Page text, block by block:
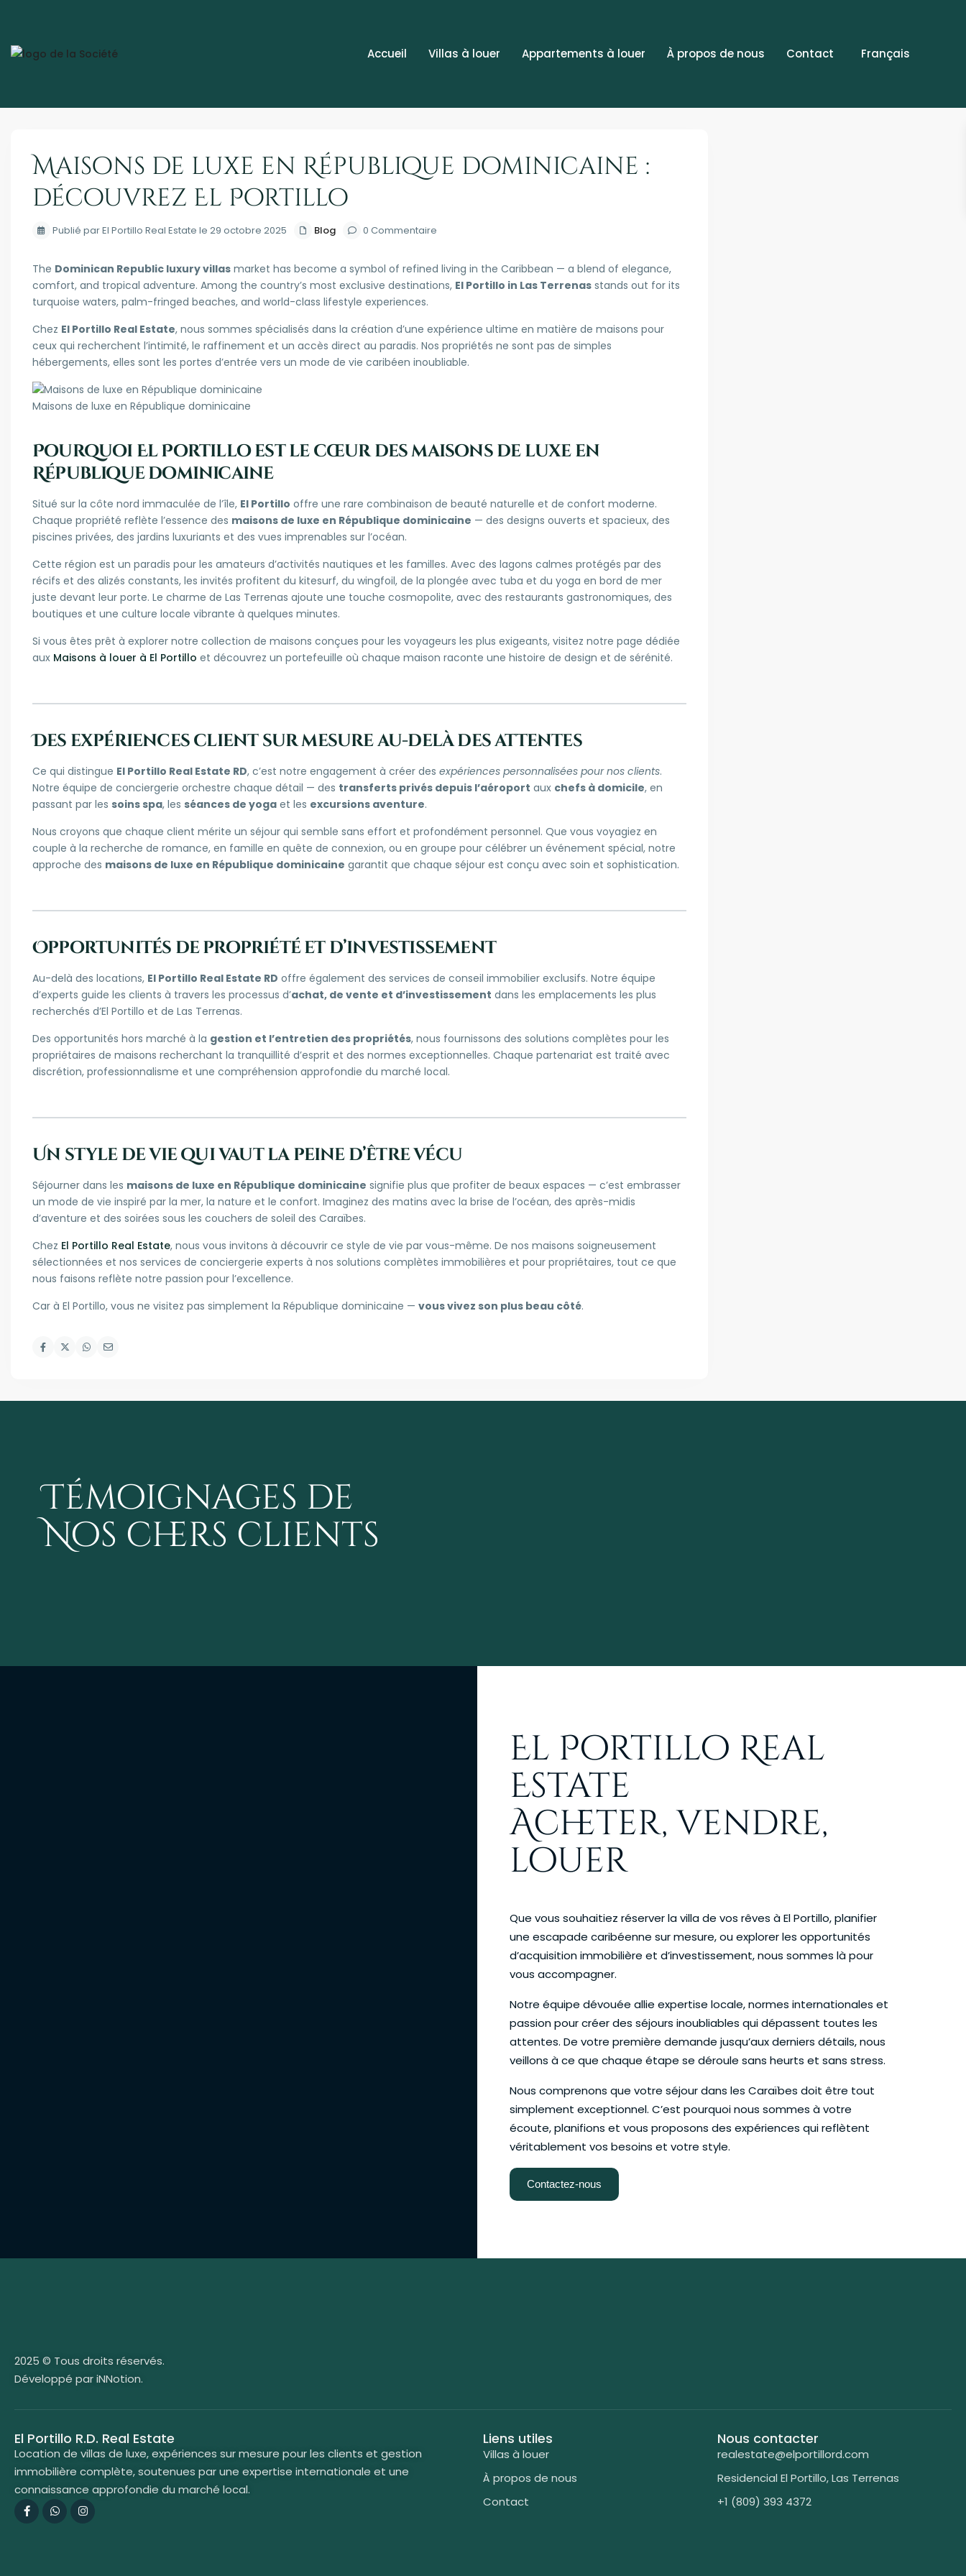
Accueil Villas à louer Appartements à louer À propos de nous Contact Français
Maisons de luxe en République dominicaine :
découvrez El Portillo
Publié par El Portillo Real Estate le 29 octobre 2025 Blog 0 Commentaire
The Dominican Republic luxury villas market has become a symbol of refined living in the Caribbean — a blend of elegance,
comfort, and tropical adventure. Among the country’s most exclusive destinations, El Portillo in Las Terrenas stands out for its
turquoise waters, palm-fringed beaches, and world-class lifestyle experiences.
Chez El Portillo Real Estate, nous sommes spécialisés dans la création d’une expérience ultime en matière de maisons pour
ceux qui recherchent l’intimité, le raffinement et un accès direct au paradis. Nos propriétés ne sont pas de simples
hébergements, elles sont les portes d’entrée vers un mode de vie caribéen inoubliable.
Maisons de luxe en République dominicaine
Pourquoi El Portillo est le cœur des maisons de luxe en
République dominicaine
Situé sur la côte nord immaculée de l’île, El Portillo offre une rare combinaison de beauté naturelle et de confort moderne.
Chaque propriété reflète l’essence des maisons de luxe en République dominicaine — des designs ouverts et spacieux, des
piscines privées, des jardins luxuriants et des vues imprenables sur l’océan.
Cette région est un paradis pour les amateurs d’activités nautiques et les familles. Avec des lagons calmes protégés par des
récifs et des alizés constants, les invités profitent du kitesurf, du wingfoil, de la plongée avec tuba et du yoga en bord de mer
juste devant leur porte. Le charme de Las Terrenas ajoute une touche cosmopolite, avec des restaurants gastronomiques, des
boutiques et une culture locale vibrante à quelques minutes.
Si vous êtes prêt à explorer notre collection de maisons conçues pour les voyageurs les plus exigeants, visitez notre page dédiée
aux Maisons à louer à El Portillo et découvrez un portefeuille où chaque maison raconte une histoire de design et de sérénité.
Des expériences client sur mesure au-delà des attentes
Ce qui distingue El Portillo Real Estate RD, c’est notre engagement à créer des expériences personnalisées pour nos clients.
Notre équipe de conciergerie orchestre chaque détail — des transferts privés depuis l’aéroport aux chefs à domicile, en
passant par les soins spa, les séances de yoga et les excursions aventure.
Nous croyons que chaque client mérite un séjour qui semble sans effort et profondément personnel. Que vous voyagiez en
couple à la recherche de romance, en famille en quête de connexion, ou en groupe pour célébrer un événement spécial, notre
approche des maisons de luxe en République dominicaine garantit que chaque séjour est conçu avec soin et sophistication.
Opportunités de propriété et d’investissement
Au-delà des locations, El Portillo Real Estate RD offre également des services de conseil immobilier exclusifs. Notre équipe
d’experts guide les clients à travers les processus d’achat, de vente et d’investissement dans les emplacements les plus
recherchés d’El Portillo et de Las Terrenas.
Des opportunités hors marché à la gestion et l’entretien des propriétés, nous fournissons des solutions complètes pour les
propriétaires de maisons recherchant la tranquillité d’esprit et des normes exceptionnelles. Chaque partenariat est traité avec
discrétion, professionnalisme et une compréhension approfondie du marché local.
Un style de vie qui vaut la peine d’être vécu
Séjourner dans les maisons de luxe en République dominicaine signifie plus que profiter de beaux espaces — c’est embrasser
un mode de vie inspiré par la mer, la nature et le confort. Imaginez des matins avec la brise de l’océan, des après-midis
d’aventure et des soirées sous les couchers de soleil des Caraïbes.
Chez El Portillo Real Estate, nous vous invitons à découvrir ce style de vie par vous-même. De nos maisons soigneusement
sélectionnées et nos services de conciergerie experts à nos solutions complètes immobilières et pour propriétaires, tout ce que
nous faisons reflète notre passion pour l’excellence.
Car à El Portillo, vous ne visitez pas simplement la République dominicaine — vous vivez son plus beau côté.
Témoignages de
Nos chers clients
El Portillo Real
Estate
Acheter, vendre,
louer
Que vous souhaitiez réserver la villa de vos rêves à El Portillo, planifier
une escapade caribéenne sur mesure, ou explorer les opportunités
d’acquisition immobilière et d’investissement, nous sommes là pour
vous accompagner.
Notre équipe dévouée allie expertise locale, normes internationales et
passion pour créer des séjours inoubliables qui dépassent toutes les
attentes. De votre première demande jusqu’aux derniers détails, nous
veillons à ce que chaque étape se déroule sans heurts et sans stress.
Nous comprenons que votre séjour dans les Caraïbes doit être tout
simplement exceptionnel. C’est pourquoi nous sommes à votre
écoute, planifions et vous proposons des expériences qui reflètent
véritablement vos besoins et votre style.
Contactez-nous
2025 © Tous droits réservés.
Développé par iNNotion.
El Portillo R.D. Real Estate
Location de villas de luxe, expériences sur mesure pour les clients et gestion
immobilière complète, soutenues par une expertise internationale et une
connaissance approfondie du marché local.
Liens utiles
Villas à louer
À propos de nous
Contact
Nous contacter
realestate@elportillord.com
Residencial El Portillo, Las Terrenas​
+1 (809) 393 4372